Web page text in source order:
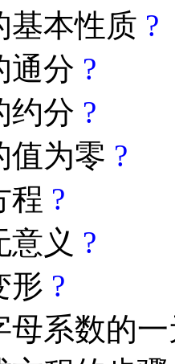
基本性质 ?
通分 ?
约分 ?
值为零 ?
程 ?
意义 ?
形 ?
母系数的